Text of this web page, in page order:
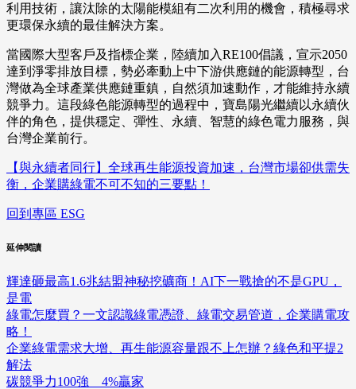
利用技術，讓汰除的太陽能模組有二次利用的機會，積極尋求
更環保永續的最佳解決方案。
當國際大型客戶及指標企業，陸續加入RE100倡議，宣示2050
達到淨零排放目標，勢必牽動上中下游供應鏈的能源轉型，台
灣做為全球產業供應鏈重鎮，自然須加速動作，才能維持永續
競爭力。這段綠色能源轉型的過程中，寶島陽光繼續以永續伙
伴的角色，提供穩定、彈性、永續、智慧的綠色電力服務，與
台灣企業前行。
【與永續者同行】全球再生能源投資加速，台灣市場卻供需失
衡，企業購綠電不可不知的三要點！
回到專區 ESG
延伸閱讀
輝達砸最高1.6兆結盟神秘挖礦商！AI下一戰搶的不是GPU，
是電
綠電怎麼買？一文認識綠電憑證、綠電交易管道，企業購電攻
略！
企業綠電需求大增、再生能源容量跟不上怎辦？綠色和平提2
解法
碳競爭力100強 4%贏家